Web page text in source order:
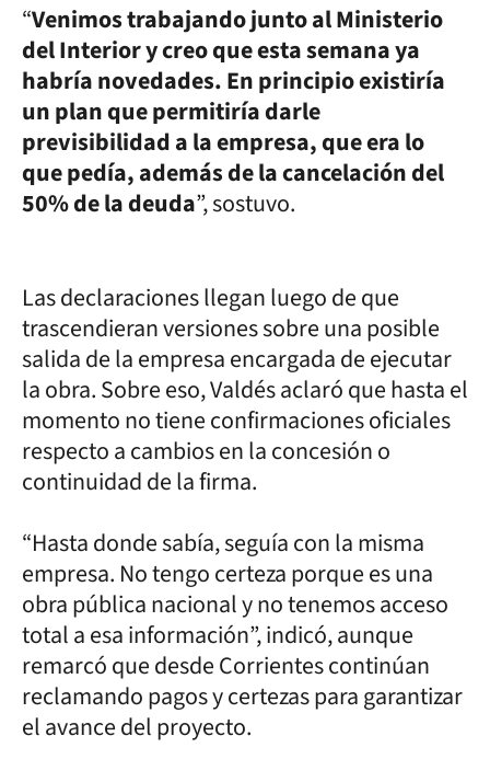
“Venimos trabajando junto al Ministerio
del Interior y creo que esta semana ya
habría novedades. En principio existiría
un plan que permitiría darle
previsibilidad a la empresa, que era lo
que pedía, además de la cancelación del
50% de la deuda”, sostuvo.
Las declaraciones llegan luego de que
trascendieran versiones sobre una posible
salida de la empresa encargada de ejecutar
la obra. Sobre eso, Valdés aclaró que hasta el
momento no tiene confirmaciones oficiales
respecto a cambios en la concesión o
continuidad de la firma.
“Hasta donde sabía, seguía con la misma
empresa. No tengo certeza porque es una
obra pública nacional y no tenemos acceso
total a esa información”, indicó, aunque
remarcó que desde Corrientes continúan
reclamando pagos y certezas para garantizar
el avance del proyecto.